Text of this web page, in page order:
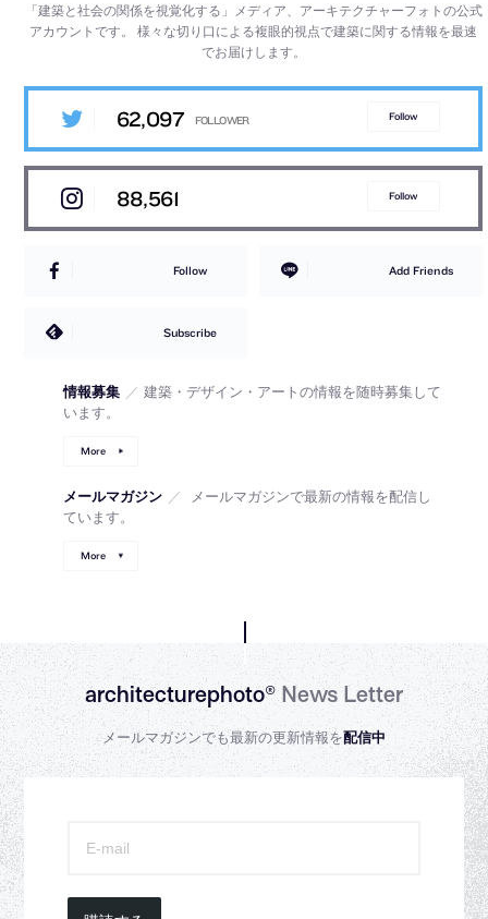
「建築と社会の関係を視覚化する」メディア、アーキテクチャーフォトの公式
アカウントです。様々な切り口による複眼的視点で建築に関する情報を最速
でお届けします。
62,097 Follow
88,561 Follow
Follow Add Friends
Subscribe
情報募集 ／ 建築・デザイン・アートの情報を随時募集して
います。
More
メールマガジン ／
メールマガジンで最新の情報を配信し
ています。
More
architecturephoto®News Letter
メールマガジンでも最新の更新情報を配信中